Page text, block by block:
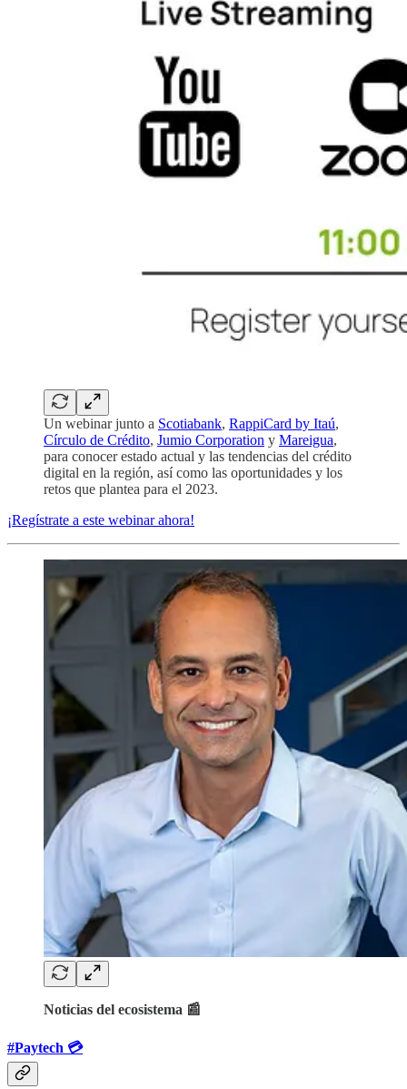
Un webinar junto a Scotiabank, RappiCard by Itaú,
Círculo de Crédito, Jumio Corporation y Mareigua,
para conocer estado actual y las tendencias del crédito
digital en la región, así como las oportunidades y los
retos que plantea para el 2023.
¡Regístrate a este webinar ahora!
Noticias del ecosistema 📰
#Paytech 💳